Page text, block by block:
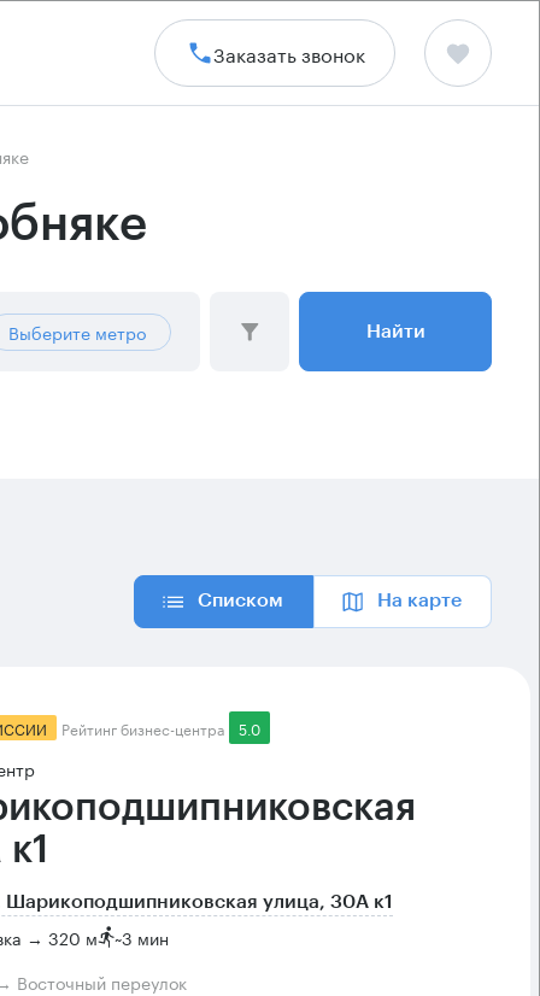
Заказать звонок
Выберите метро Найти
Списком На карте
Рейтинг бизнес-центра 5.0
Шарикоподшипниковская улица, 30А к1
→ 320 м ~3 мин
Восточный переулок